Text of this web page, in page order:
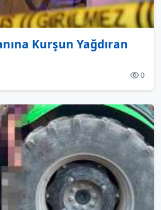
Kurşun Yağdıran
0